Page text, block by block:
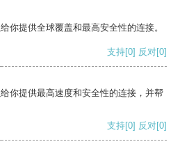
你提供全球覆盖和最高安全性的连接。
支持[0] 反对[0]
你提供最高速度和安全性的连接，并帮
支持[0] 反对[0]